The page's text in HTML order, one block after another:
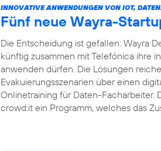
INNOVATIVE ANWENDUNGEN VON IOT,
Fünf neue Wayra-
Die Entscheidung ist gefallen: Wayra
künftig zusammen mit Telefónica ihre
anwenden dürfen. Die Lösungen
Evakuierungsszenarien über einen
Onlinetraining für Daten-
crowd:it ein Programm, welches das